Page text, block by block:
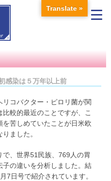
感染は５万年以上前
コバクター・ピロリ菌が関
較的最近のことですが、こ
苦しめていたことが日米欧
ました。
、世界51民族、769人の胃
の違いを分析しました。結
7日号で紹介されています。
Translate »